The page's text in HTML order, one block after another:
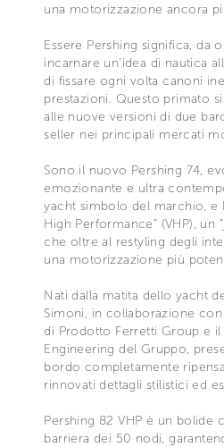
una motorizzazione ancora
Essere Pershing significa, da
incarnare un’idea di nautica
di fissare ogni volta canoni
prestazioni. Questo primato
alle nuove versioni di due
seller nei principali mercati
Sono il nuovo Pershing 74,
emozionante e ultra
yacht simbolo del marchio, e
High Performance” (VHP), un
che oltre al restyling degli
una motorizzazione più
Nati dalla matita dello yacht
Simoni, in collaborazione
di Prodotto Ferretti Group e
Engineering del Gruppo,
bordo completamente
rinnovati dettagli stilistici ed
Pershing 82 VHP è un bolide
barriera dei 50 nodi,